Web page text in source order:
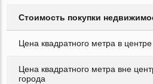
Стоимость покупки
Цена квадратного метра в центре
Цена квадратного метра вне
города